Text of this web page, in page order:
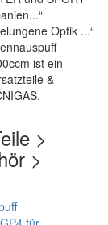
Optik ...“
ist ein
& -
>
>